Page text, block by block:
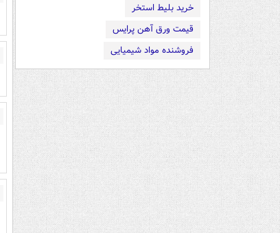
خرید بلیط استخر
قیمت ورق آهن پرایس
فروشنده مواد شیمیایی